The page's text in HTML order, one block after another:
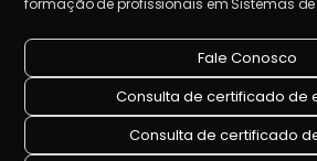
Fale Conosco
Consulta de certificado de
Consulta de certificado